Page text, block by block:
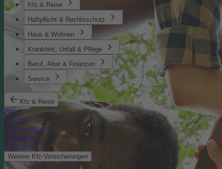
Kfz & Reise
Haftpflicht & Rechtsschutz
Haus & Wohnen
Krankheit, Unfall & Pflege
Beruf, Alter & Finanzen
Service
Kfz & Reise
Pkw
E-Auto
Kleinkraftrad
Anhänger
Motorrad
Weitere Kfz-Versicherungen